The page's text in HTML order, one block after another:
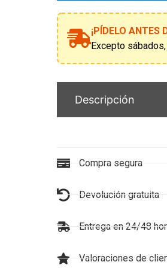
la
lista
de
espera
¡PÍDELO ANTES
Excepto
Descripción
Compra segura
Devolución gratuita
Entrega en 24/48
Valoraciones de